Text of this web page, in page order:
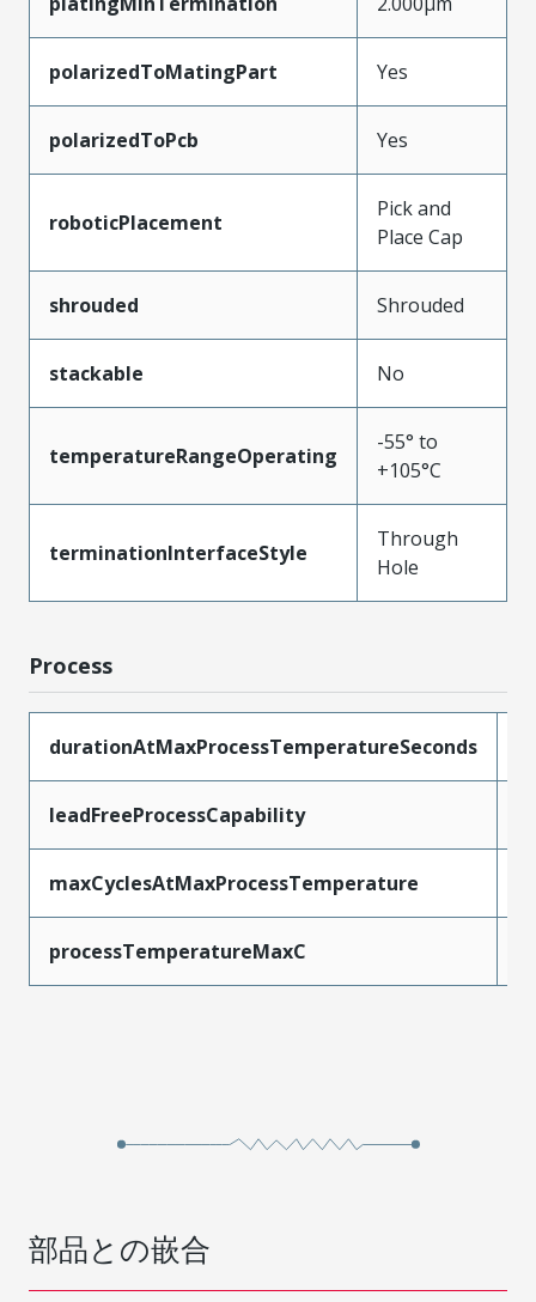
polarizedToMatingPart Yes
polarizedToPcb Yes
roboticPlacement
Pick and
Place Cap
shrouded Shrouded
stackable No
temperatureRangeOperating
-55° to
+105°C
terminationInterfaceStyle
Through
Hole
Process
durationAtMaxProcessTemperatureSeconds
leadFreeProcessCapability
maxCyclesAtMaxProcessTemperature
processTemperatureMaxC
部品との嵌合